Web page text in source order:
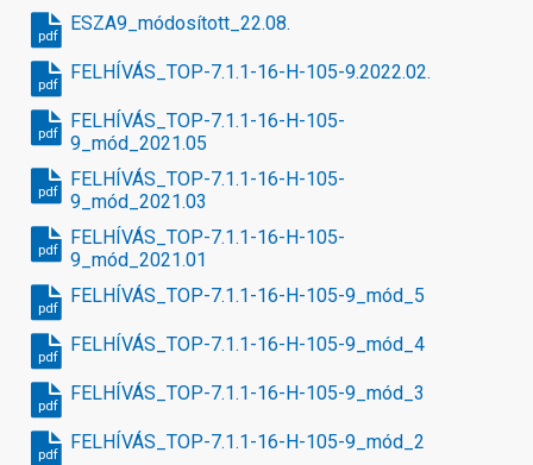
ESZA9_módosított_22.08.
pdf
FELHÍVÁS_TOP-7.1.1-16-H-105-9.2022.02.
pdf
FELHÍVÁS_TOP-7.1.1-16-H-105-
9_mód_2021.05
pdf
FELHÍVÁS_TOP-7.1.1-16-H-105-
9_mód_2021.03
pdf
FELHÍVÁS_TOP-7.1.1-16-H-105-
9_mód_2021.01
pdf
FELHÍVÁS_TOP-7.1.1-16-H-105-9_mód_5
pdf
FELHÍVÁS_TOP-7.1.1-16-H-105-9_mód_4
pdf
FELHÍVÁS_TOP-7.1.1-16-H-105-9_mód_3
pdf
FELHÍVÁS_TOP-7.1.1-16-H-105-9_mód_2
pdf